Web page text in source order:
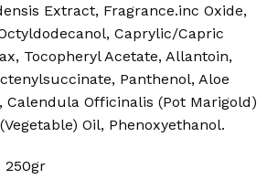
Extract, Fragrance.inc Oxide,
Caprylic/Capric
Tocopheryl Acetate, Allantoin,
Panthenol, Aloe
Calendula Officinalis (Pot Marigold)
Oil, Phenoxyethanol.
250gr